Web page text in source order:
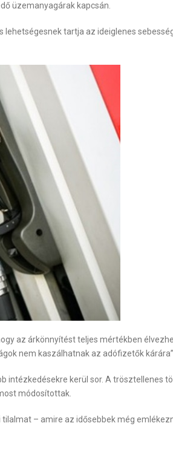
üzemanyagárak kapcsán.
tartja az ideiglenes
az árkönnyítést teljes mértékben
nem kaszálhatnak az adófizetők
intézkedésekre kerül sor. A trösztellenes
módosítottak.
– amire az idősebbek még